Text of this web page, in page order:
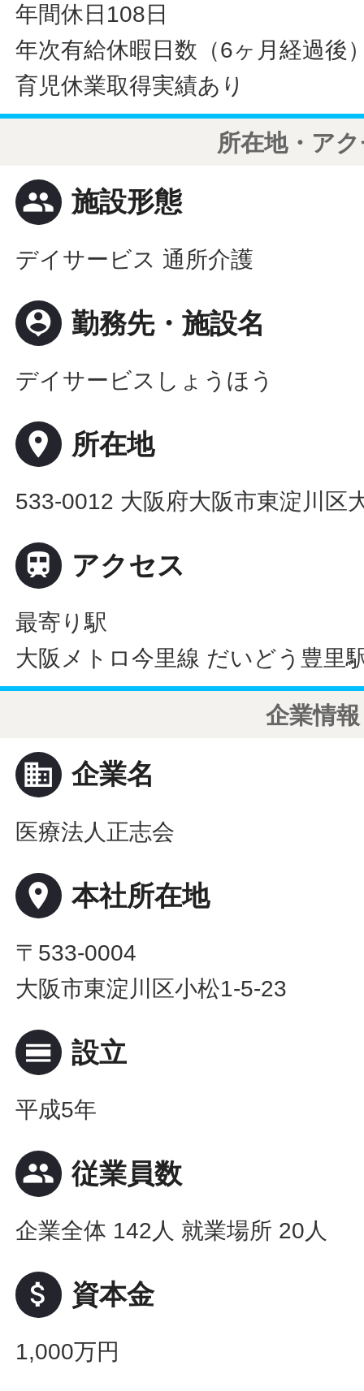
年間休日108日
年次有給休暇日数（6ヶ月経過後
育児休業取得実績あり
所在地・ア
people 施設形態
デイサービス 通所介護
person_pin 勤務先・施設名
デイサービスしょうほう
place 所在地
533-0012 大阪府大阪市東淀川区
 アクセス
最寄り駅
大阪メトロ今里線 だいどう豊里
企業情報
business 企業名
医療法人正志会
place 本社所在地
〒533-0004
大阪市東淀川区小松1-5-23
calendar_view_day 設立
平成5年
people 従業員数
企業全体 142人 就業場所 20人
attach_money 資本金
1,000万円